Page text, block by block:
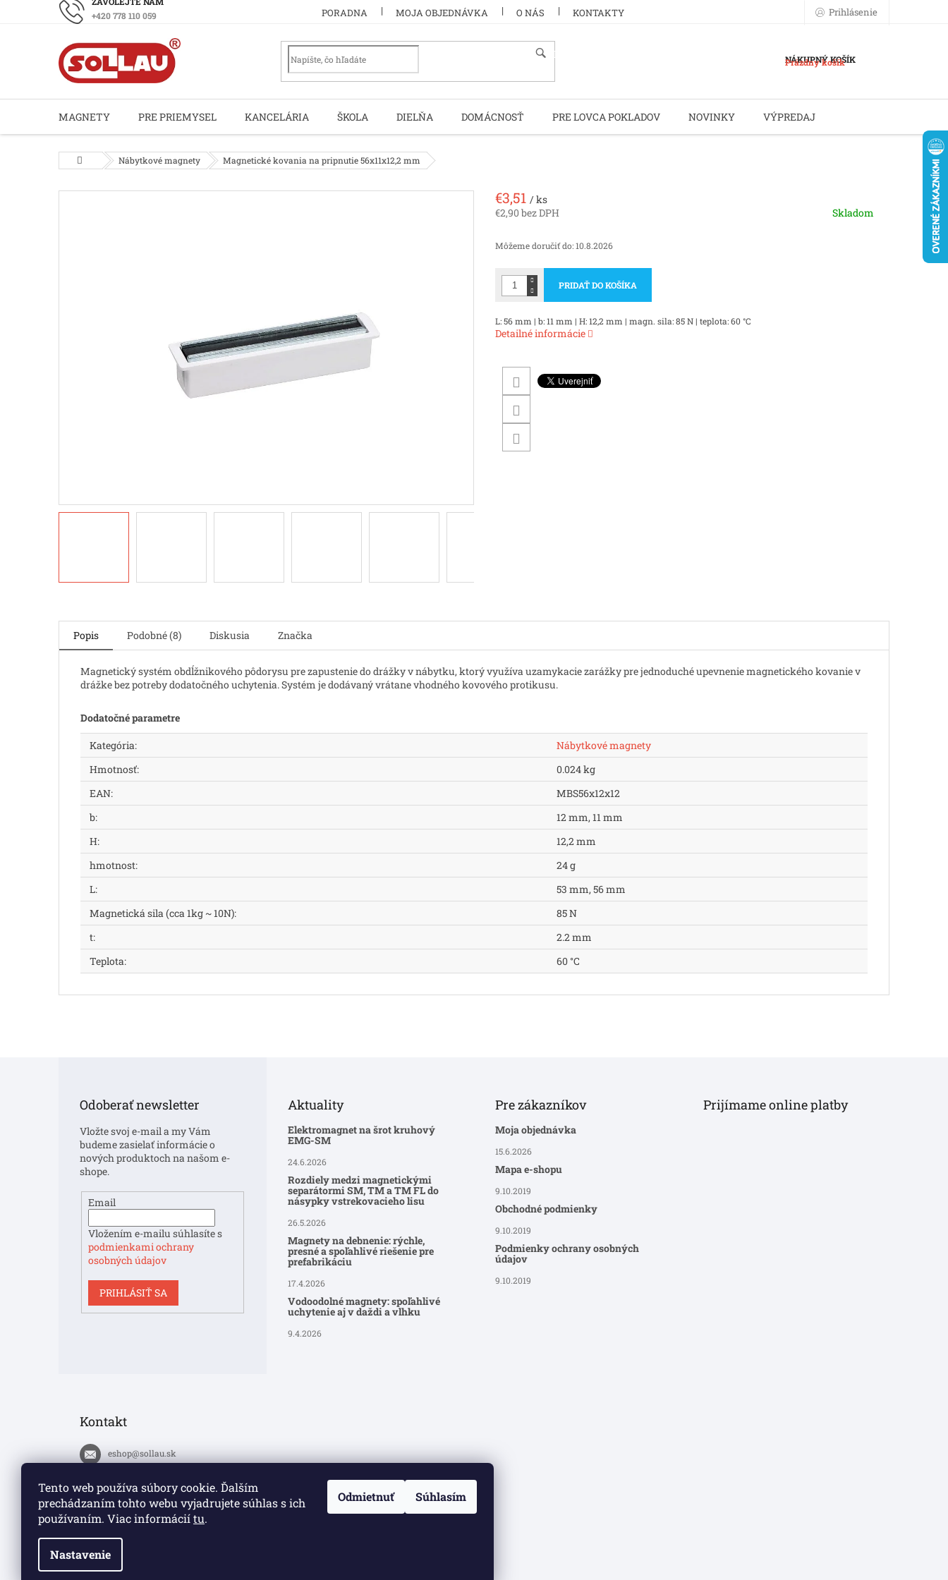
Tento web používa súbory cookie. Ďalším
prechádzaním tohto webu vyjadrujete súhlas s ich
používaním. Viac informáciítu.
Nastavenie
Odmietnuť Súhlasím
+420 778 110 059 PORADNA MOJA OBJEDNÁVKA O NÁS KONTAKTY Prihlásenie
HĽADAŤ NÁKUPNÝ KOŠÍK
Prázdny košík
MAGNETY PRE PRIEMYSEL KANCELÁRIA ŠKOLA DIELŇA DOMÁCNOSŤ PRE LOVCA POKLADOV NOVINKY VÝPREDAJ
DomovNábytkové magnety Magnetické kovania na pripnutie 56x11x12,2 mm
€3,51 / ks
€2,90 bez DPH
cena:
Skladom
Môžeme doručiť do:10.8.2026
PRIDAŤ DO KOŠÍKA
L: 56 mm | b: 11 mm | H: 12,2 mm | magn. sila: 85 N | teplota: 60 °C
Detailné informácie
Popis Podobné (8) Diskusia Značka
Magnetický systém obdĺžnikového pôdorysu pre zapustenie do drážky v nábytku, ktorý využíva uzamykacie zarážky pre jednoduché upevnenie magnetického kovanie v
drážke bez potreby dodatočného uchytenia. Systém je dodávaný vrátane vhodného kovového protikusu.
Dodatočné parametre
Kategória:
Nábytkové magnety
Hmotnosť:
0.024 kg
EAN:
MBS56x12x12
b:
12 mm, 11 mm
H:
12,2 mm
hmotnost:
24 g
L:
53 mm, 56 mm
Magnetická sila (cca 1kg ~ 10N):
85 N
t:
2.2 mm
Teplota: 60 °C
Odoberať newsletter
Vložte svoj e-mail a my Vám
budeme zasielať informácie o
nových produktoch na našom e-
shope.
Email
Vložením e-mailu súhlasíte s
podmienkami ochrany
osobných údajov
PRIHLÁSIŤ SA
Aktuality
Elektromagnet na šrot kruhový
EMG-SM
24.6.2026
Rozdiely medzi magnetickými
separátormi SM, TM a TM FL do
násypky vstrekovacieho lisu
26.5.2026
Magnety na debnenie: rýchle,
presné a spoľahlivé riešenie pre
prefabrikáciu
17.4.2026
Vodoodolné magnety: spoľahlivé
uchytenie aj v daždi a vlhku
9.4.2026
Pre zákazníkov
Moja objednávka
15.6.2026
Mapa e-shopu
9.10.2019
Obchodné podmienky
9.10.2019
Podmienky ochrany osobných
údajov
9.10.2019
Prijímame online platby
Kontakt
eshop@sollau.sk
+420 778 110 059
https://www.facebook.com/solla